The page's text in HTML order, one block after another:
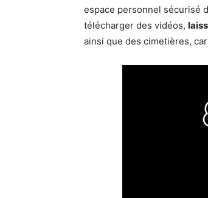
espace personnel sécurisé
télécharger des vidéos,
ainsi que des cimetières,